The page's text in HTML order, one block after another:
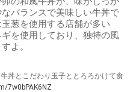
バランスで美味しい牛丼で
葱を使用する店舗が多い
を使用しており、独特の風
よ。
丼とこだわり玉子ととろろかけて食
7w0bPAK6NZ